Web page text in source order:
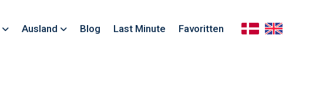
Ausland Blog Last Minute Favoritten